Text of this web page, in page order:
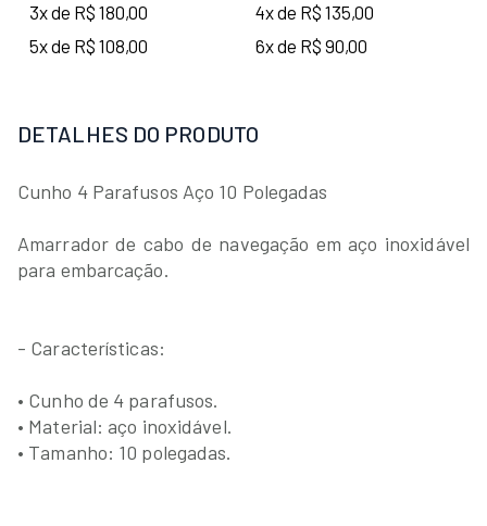
3x de R$ 180,00
4x de R$ 135,00
5x de R$ 108,00
6x de R$ 90,00
DETALHES DO PRODUTO
Cunho 4 Parafusos Aço 10 Polegadas
Amarrador de cabo de navegação em aço inoxidável
para embarcação.
- Características:
• Cunho de 4 parafusos.
• Material: aço inoxidável.
• Tamanho: 10 polegadas.